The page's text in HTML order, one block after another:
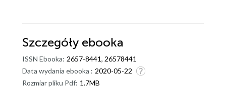
Szczegóły ebooka
ISSN Ebooka: 2657-8441, 26578441
Data wydania ebooka : 2020-05-22
Rozmiar pliku Pdf: 1.7MB